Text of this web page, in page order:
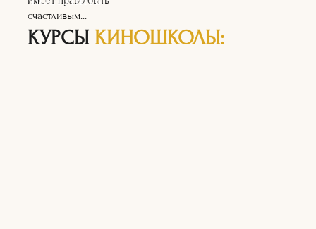
счастливым...
КУРСЫ КИНОШКОЛЫ: